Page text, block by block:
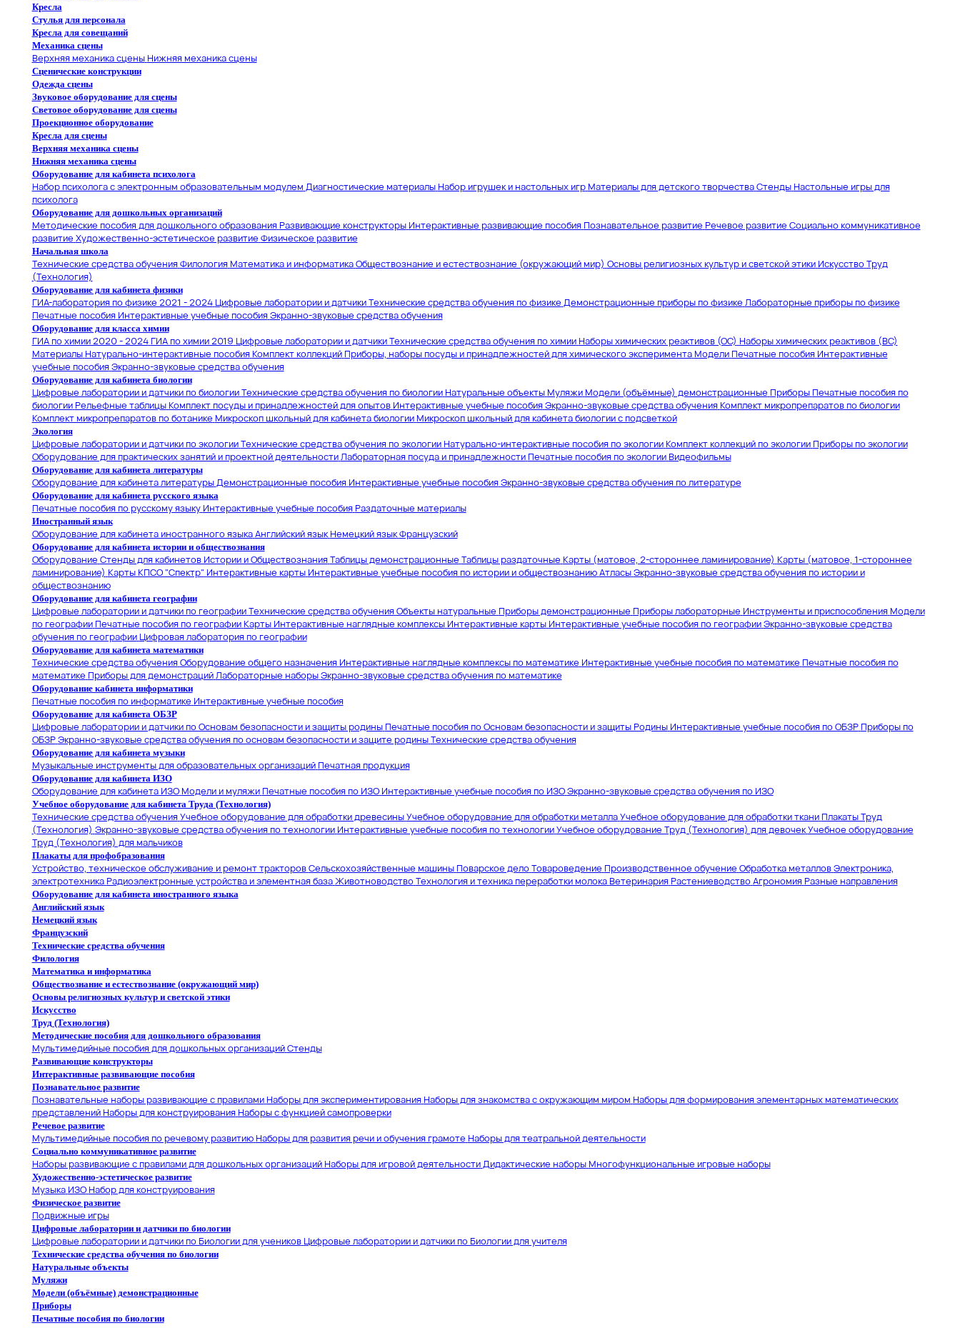
Кресла
Стулья для персонала
Кресла для совещаний
Механика сцены
Верхняя механика сценыНижняя механика сцены
Сценические конструкции
Одежда сцены
Звуковое оборудование для сцены
Световое оборудование для сцены
Проекционное оборудование
Кресла для сцены
Верхняя механика сцены
Нижняя механика сцены
Оборудование для кабинета психолога
Набор психолога с электронным образовательным модулем Диагностические материалыНабор игрушек и настольных игрМатериалы для детского творчестваСтендыНастольные игры для
психолога
Оборудование для дошкольных организаций
Методические пособия для дошкольного образованияРазвивающие конструкторы Интерактивные развивающие пособияПознавательное развитие Речевое развитие Социально коммуникативное
развитие Художественно-эстетическое развитие Физическое развитие
Начальная школа
Технические средства обученияФилологияМатематика и информатикаОбществознание и естествознание (окружающий мир) Основы религиозных культур и светской этики ИскусствоТруд
(Технология)
Оборудование для кабинета физики
ГИА-лаборатория по физике 2021 - 2024Цифровые лаборатории и датчикиТехнические средства обучения по физике Демонстрационные приборы по физике Лабораторные приборы по физике
Печатные пособия Интерактивные учебные пособияЭкранно-звуковые средства обучения
Оборудование для класса химии
ГИА по химии 2020 - 2024ГИА по химии 2019 Цифровые лаборатории и датчикиТехнические средства обучения по химииНаборы химических реактивов (ОС) Наборы химических реактивов (ВС)
МатериалыНатурально-интерактивные пособияКомплект коллекцийПриборы, наборы посуды и принадлежностей для химического экспериментаМоделиПечатные пособия Интерактивные
учебные пособияЭкранно-звуковые средства обучения
Оборудование для кабинета биологии
Цифровые лаборатории и датчики по биологииТехнические средства обучения по биологииНатуральные объектыМуляжиМодели (объёмные) демонстрационные ПриборыПечатные пособия по
биологииРельефные таблицыКомплект посуды и принадлежностей для опытов Интерактивные учебные пособияЭкранно-звуковые средства обученияКомплект микропрепаратов по биологии
Комплект микропрепаратов по ботанике Микроскоп школьный для кабинета биологииМикроскоп школьный для кабинета биологии с подсветкой
Экология
Цифровые лаборатории и датчики по экологииТехнические средства обучения по экологииНатурально-интерактивные пособия по экологииКомплект коллекций по экологииПриборы по экологии
Оборудование для практических занятий и проектной деятельностиЛабораторная посуда и принадлежностиПечатные пособия по экологииВидеофильмы
Оборудование для кабинета литературы
Оборудование для кабинета литературыДемонстрационные пособия Интерактивные учебные пособияЭкранно-звуковые средства обучения по литературе
Оборудование для кабинета русского языка
Печатные пособия по русскому языку Интерактивные учебные пособияРаздаточные материалы
Иностранный язык
Оборудование для кабинета иностранного языкаАнглийский языкНемецкий языкФранцузский
Оборудование для кабинета истории и обществознания
Оборудование Стенды для кабинетов Истории и ОбществознанияТаблицы демонстрационные Таблицы раздаточные Карты (матовое, 2-стороннее ламинирование) Карты (матовое, 1-стороннее
ламинирование) Карты КПСО "Спектр" Интерактивные карты Интерактивные учебные пособия по истории и обществознаниюАтласыЭкранно-звуковые средства обучения по истории и
обществознанию
Оборудование для кабинета географии
Цифровые лаборатории и датчики по географииТехнические средства обученияОбъекты натуральные Приборы демонстрационные Приборы лабораторные Инструменты и приспособленияМодели
по географииПечатные пособия по географииКарты Интерактивные наглядные комплексы Интерактивные карты Интерактивные учебные пособия по географииЭкранно-звуковые средства
обучения по географииЦифровая лаборатория по географии
Оборудование для кабинета математики
Технические средства обученияОборудование общего назначения Интерактивные наглядные комплексы по математике Интерактивные учебные пособия по математике Печатные пособия по
математике Приборы для демонстрацийЛабораторные наборыЭкранно-звуковые средства обучения по математике
Оборудование кабинета информатики
Печатные пособия по информатике Интерактивные учебные пособия
Оборудование для кабинета ОБЗР
Цифровые лаборатории и датчики по Основам безопасности и защиты родиныПечатные пособия по Основам безопасности и защиты Родины Интерактивные учебные пособия по ОБЗРПриборы по
ОБЗРЭкранно-звуковые средства обучения по основам безопасности и защите родиныТехнические средства обучения
Оборудование для кабинета музыки
Музыкальные инструменты для образовательных организацийПечатная продукция
Оборудование для кабинета ИЗО
Оборудование для кабинета ИЗОМодели и муляжиПечатные пособия по ИЗО Интерактивные учебные пособия по ИЗОЭкранно-звуковые средства обучения по ИЗО
Учебное оборудование для кабинета Труда (Технология)
Технические средства обученияУчебное оборудование для обработки древесиныУчебное оборудование для обработки металлаУчебное оборудование для обработки тканиПлакаты Труд
(Технология) Экранно-звуковые средства обучения по технологии Интерактивные учебные пособия по технологииУчебное оборудование Труд (Технология) для девочекУчебное оборудование
Труд (Технология) для мальчиков
Плакаты для профобразования
Устройство, техническое обслуживание и ремонт тракторовСельскохозяйственные машиныПоварское делоТовароведение Производственное обучение Обработка металловЭлектроника,
электротехникаРадиоэлектронные устройства и элементная базаЖивотноводствоТехнология и техника переработки молокаВетеринарияРастениеводствоАгрономияРазные направления
Оборудование для кабинета иностранного языка
Английский язык
Немецкий язык
Французский
Технические средства обучения
Филология
Математика и информатика
Обществознание и естествознание (окружающий мир)
Основы религиозных культур и светской этики
Искусство
Труд (Технология)
Методические пособия для дошкольного образования
Мультимедийные пособия для дошкольных организацийСтенды
Развивающие конструкторы
Интерактивные развивающие пособия
Познавательное развитие
Познавательные наборы развивающие с правиламиНаборы для экспериментированияНаборы для знакомства с окружающим миром Наборы для формирования элементарных математических
представленийНаборы для конструированияНаборы с функцией самопроверки
Речевое развитие
Мультимедийные пособия по речевому развитиюНаборы для развития речи и обучения грамоте Наборы для театральной деятельности
Социально коммуникативное развитие
Наборы развивающие с правилами для дошкольных организацийНаборы для игровой деятельностиДидактические наборыМногофункциональные игровые наборы
Художественно-эстетическое развитие
Музыка ИЗОНабор для конструирования
Физическое развитие
Подвижные игры
Цифровые лаборатории и датчики по биологии
Цифровые лаборатории и датчики по Биологии для учениковЦифровые лаборатории и датчики по Биологии для учителя
Технические средства обучения по биологии
Натуральные объекты
Муляжи
Модели (объёмные) демонстрационные
Приборы
Печатные пособия по биологии